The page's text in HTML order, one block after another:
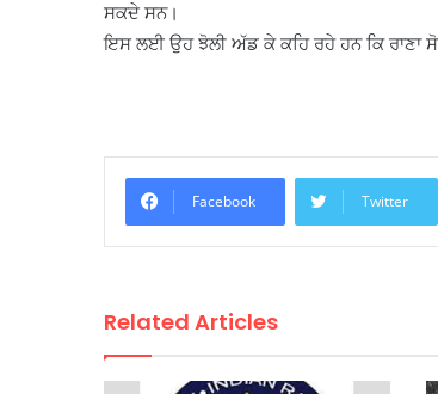
ਸਕਦੇ ਸਨ।
ਇਸ ਲਈ ਉਹ ਝੋਲੀ ਅੱਡ ਕੇ ਕਹਿ ਰਹੇ ਹਨ ਕਿ ਰਾਣਾ
Facebook Twitter
Related Articles